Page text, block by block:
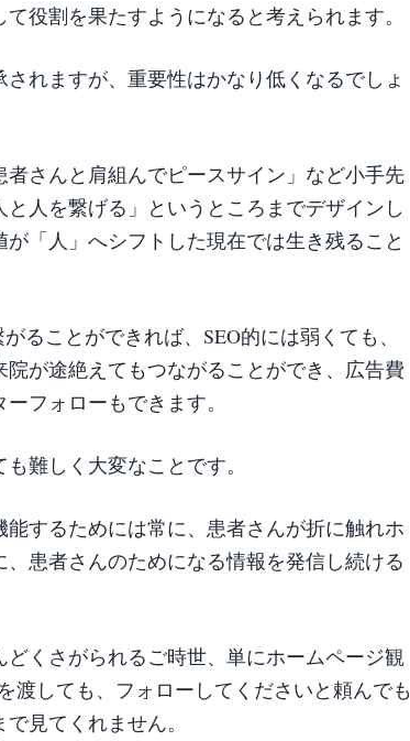
役割を果たすようになると考えられます。
れますが、重要性はかなり低くなるでしょ
さんと肩組んでピースサイン」など小手先
人を繋げる」というところまでデザインし
「人」へシフトした現在では生き残ること
ることができれば、SEO的には弱くても、
が途絶えてもつながることができ、広告費
フォローもできます。
難しく大変なことです。
するためには常に、患者さんが折に触れホ
患者さんのためになる情報を発信し続ける
くさがられるご時世、単にホームページ観
渡しても、フォローしてくださいと頼んでも
見てくれません。